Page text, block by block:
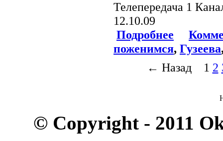
Телепередача 1
12.10.09
Подробнее
поженимся, Гузеева
← Назад
1 2
© Copyright - 2011